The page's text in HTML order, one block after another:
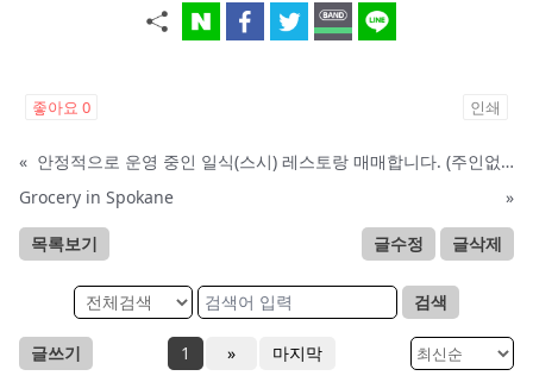
좋아요 0 인쇄
«
안정적으로 운영 중인 일식(스시) 레스토랑 매매합니다. (주인없는 가게)
Grocery in Spokane
»
목록보기 글수정 글삭제
검색
글쓰기 1 » 마지막